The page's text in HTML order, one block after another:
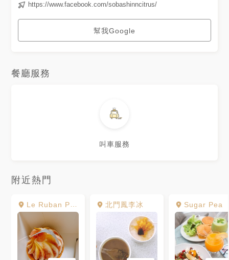
https://www.facebook.com/sobashinncitrus/
幫我Google
餐廳服務
叫車服務
附近熱門
Le Ruban Pâtisserie 法朋烘焙甜點坊 北門鳳李冰 Sugar Pea